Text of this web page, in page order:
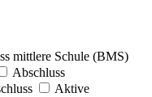
mittlere Schule (BMS)
Abschluss
Aktive